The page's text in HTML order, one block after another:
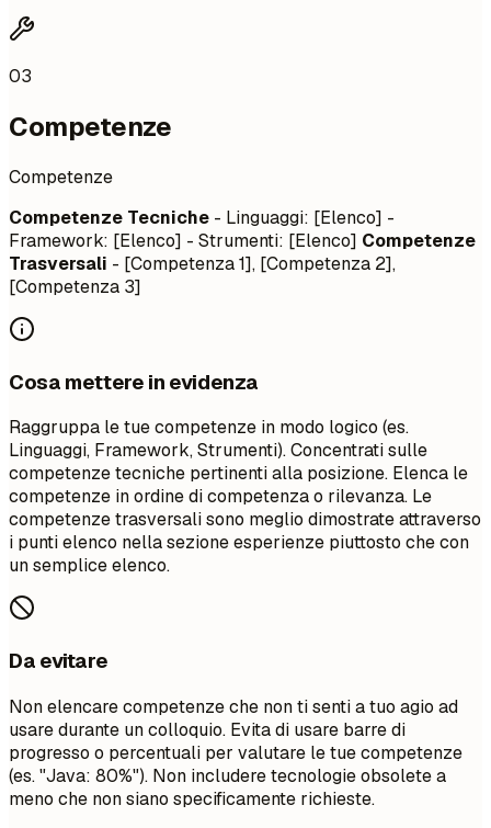
03
Competenze
Competenze
Competenze Tecniche - Linguaggi: [Elenco] -
Framework: [Elenco] - Strumenti: [Elenco] Competenze
Trasversali - [Competenza 1], [Competenza 2],
[Competenza 3]
Cosa mettere in evidenza
Raggruppa le tue competenze in modo logico (es.
Linguaggi, Framework, Strumenti). Concentrati sulle
competenze tecniche pertinenti alla posizione. Elenca le
competenze in ordine di competenza o rilevanza. Le
competenze trasversali sono meglio dimostrate attraverso
i punti elenco nella sezione esperienze piuttosto che con
un semplice elenco.
Da evitare
Non elencare competenze che non ti senti a tuo agio ad
usare durante un colloquio. Evita di usare barre di
progresso o percentuali per valutare le tue competenze
(es. "Java: 80%"). Non includere tecnologie obsolete a
meno che non siano specificamente richieste.